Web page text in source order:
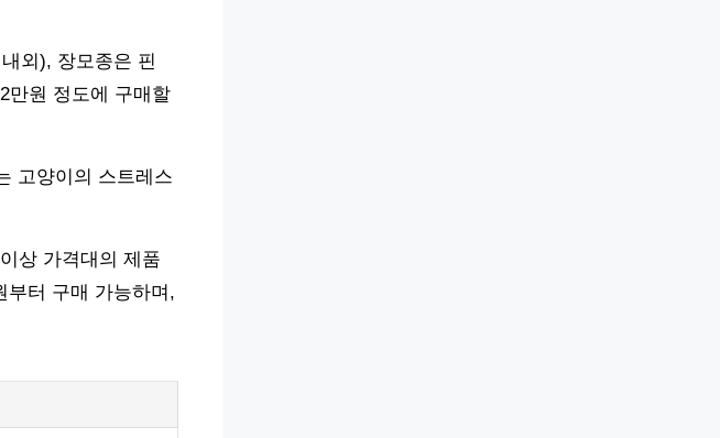
외), 장모종은 핀
만원 정도에 구매할
고양이의 스트레스
상 가격대의 제품
부터 구매 가능하며,